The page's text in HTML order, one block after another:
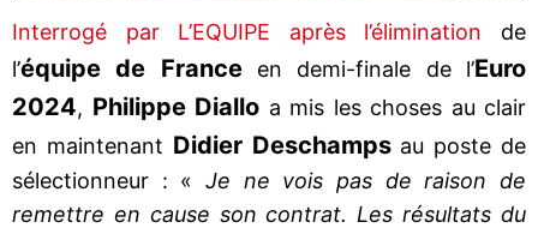
Interrogé par L’EQUIPE après l’élimination de
l’équipe de Franceen demi-finale de l’Euro
2024, Philippe Diallo a mis les choses au clair
en maintenant Didier Deschampsau poste de
sélectionneur : « Je ne vois pas de raison de
remettre en cause son contrat. Les résultats du